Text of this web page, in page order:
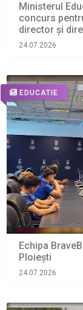
Ministerul
concurs
director și
24.07.2026
EDUCATIE
Echipa
Ploiești
24.07.2026